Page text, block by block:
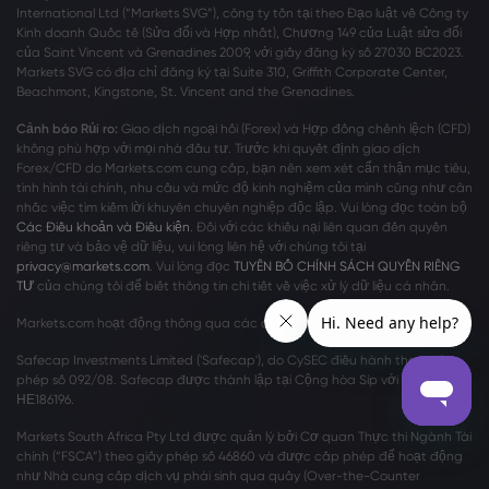
International Ltd (“Markets SVG”), công ty tồn tại theo Đạo luật về Công ty
Kinh doanh Quốc tế (Sửa đổi và Hợp nhất), Chương 149 của Luật sửa đổi
của Saint Vincent và Grenadines 2009, với giấy đăng ký số 27030 BC2023.
Markets SVG có địa chỉ đăng ký tại Suite 310, Griffith Corporate Center,
Beachmont, Kingstone, St. Vincent and the Grenadines.
Cảnh báo Rủi ro: Giao dịch ngoại hối (Forex) và Hợp đồng chênh lệch (CFD)
không phù hợp với mọi nhà đầu tư. Trước khi quyết định giao dịch
Forex/CFD do Markets.com cung cấp, bạn nên xem xét cẩn thận mục tiêu,
tình hình tài chính, nhu cầu và mức độ kinh nghiệm của mình cũng như cân
nhắc việc tìm kiếm lời khuyên chuyên nghiệp độc lập. Vui lòng đọc toàn bộ
Các Điều khoản và Điều kiện. Đối với các khiếu nại liên quan đến quyền
riêng tư và bảo vệ dữ liệu, vui lòng liên hệ với chúng tôi tại
privacy@markets.com. Vui lòng đọc TUYÊN BỐ CHÍNH SÁCH QUYỀN RIÊNG
TƯ của chúng tôi để biết thông tin chi tiết về việc xử lý dữ liệu cá nhân.
Markets.com hoạt động thông qua các chi nhánh sau:
Safecap Investments Limited ('Safecap'), do CySEC điều hành theo giấy
phép số 092/08. Safecap được thành lập tại Cộng hòa Síp với số công ty
ΗΕ186196.
Markets South Africa Pty Ltd được quản lý bởi Cơ quan Thực thi Ngành Tài
chính (“FSCA”) theo giấy phép số 46860 và được cấp phép để hoạt động
như Nhà cung cấp dịch vụ phái sinh qua quầy (Over-the-Counter